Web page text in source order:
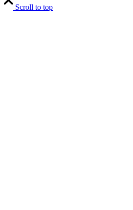
Scroll to top